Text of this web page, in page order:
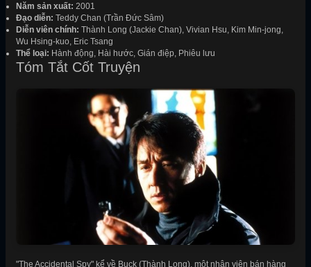
Năm sản xuất: 2001
Đạo diễn: Teddy Chan (Trần Đức Sâm)
Diễn viên chính: Thành Long (Jackie Chan), Vivian Hsu, Kim Min-jong,
Wu Hsing-kuo, Eric Tsang
Thể loại: Hành động, Hài hước, Gián điệp, Phiêu lưu
Tóm Tắt Cốt Truyện
"The Accidental Spy" kể về Buck (Thành Long), một nhân viên bán hàng